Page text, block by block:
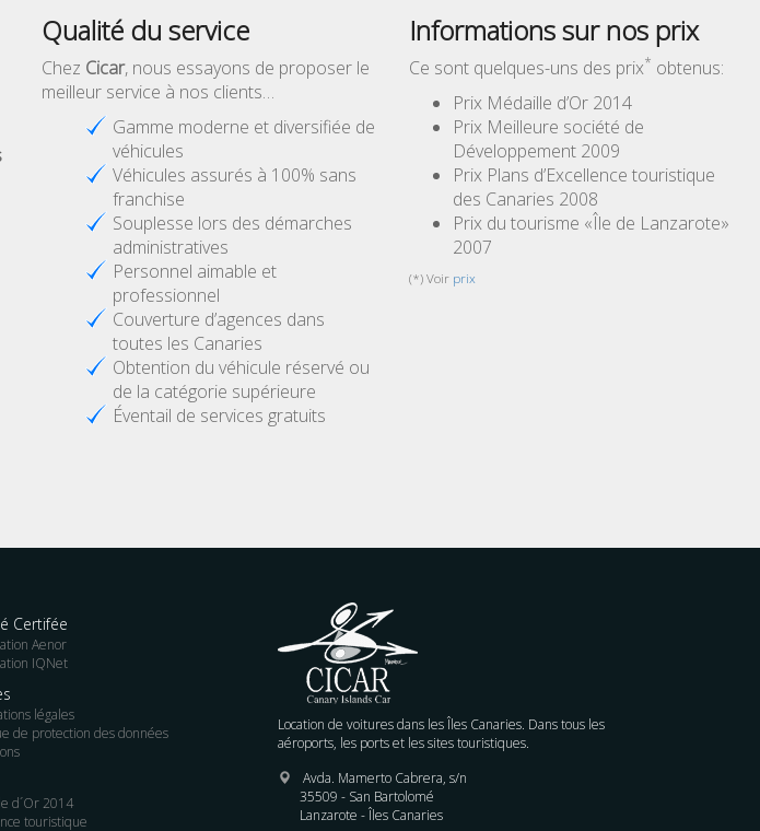
Qualité du service
Chez Cicar, nous essayons de proposer le
meilleur service à nos clients…
Gamme moderne et diversifiée de
véhicules
Véhicules assurés à 100% sans
franchise
Souplesse lors des démarches
administratives
Personnel aimable et
professionnel
Couverture d’agences dans
toutes les Canaries
Obtention du véhicule réservé ou
de la catégorie supérieure
Éventail de services gratuits
Informations sur nos prix
Ce sont quelques-uns des prix* obtenus:
Prix Médaille d’Or 2014
Prix Meilleure société de
Développement 2009
Prix Plans d’Excellence touristique
des Canaries 2008
Prix du tourisme «Île de Lanzarote»
2007
(*) Voir prix
Certifée
Aenor
IQNet
légales
de protection des données
d´Or 2014
touristique
Location de voitures dans les Îles Canaries. Dans tous les
aéroports, les ports et les sites touristiques.
Avda. Mamerto Cabrera, s/n
35509 - San Bartolomé
Lanzarote - Îles Canaries